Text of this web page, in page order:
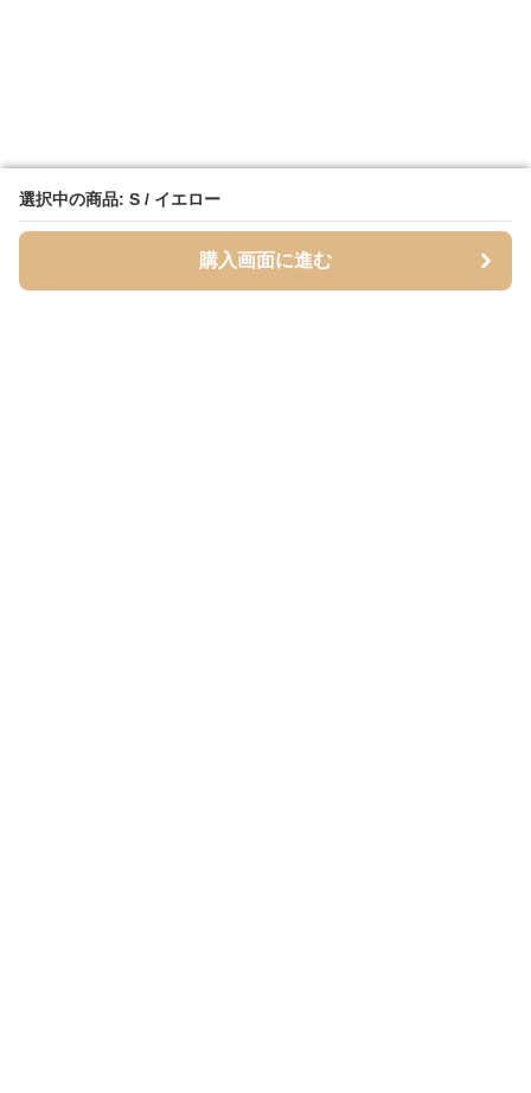
選択中の商品: S / イエロー
購入画面に進む
選択中の商品: S / イエロー
購入画面に進む